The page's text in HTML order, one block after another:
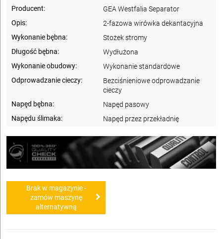
Producent:
GEA Westfalia Separator
Opis:
2-fazowa wirówka dekantacyjna
Wykonanie bębna:
Stożek stromy
Długość bębna:
Wydłużona
Wykonanie obudowy:
Wykonanie standardowe
Odprowadzanie cieczy:
Bezciśnieniowe odprowadzanie
cieczy
Napęd bębna:
Napęd pasowy
Napędu ślimaka:
Napęd przez przekładnię
Brak w magazynie -
zamów maszynę
alternatywną